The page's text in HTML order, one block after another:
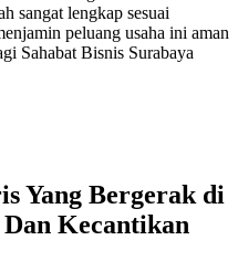
sangat lengkap sesuai
peluang usaha ini aman
Sahabat Bisnis Surabaya
Yang Bergerak di
Kecantikan